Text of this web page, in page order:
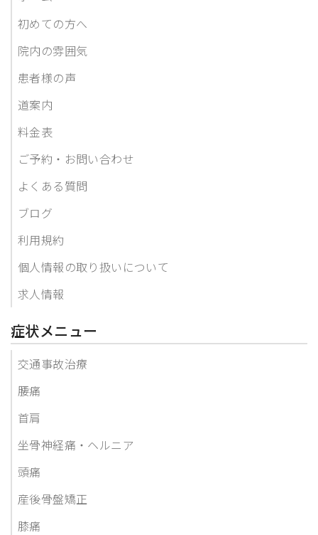
初めての方へ
院内の雰囲気
患者様の声
道案内
料金表
ご予約・お問い合わせ
よくある質問
ブログ
利用規約
個人情報の取り扱いについて
求人情報
症状メニュー
交通事故治療
腰痛
首肩
坐骨神経痛・ヘルニア
頭痛
産後骨盤矯正
膝痛